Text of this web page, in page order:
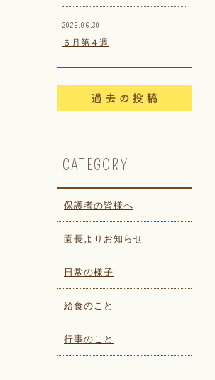
2026.06.30
６月第４週
CATEGORY
保護者の皆様へ
園長よりお知らせ
日常の様子
給食のこと
行事のこと